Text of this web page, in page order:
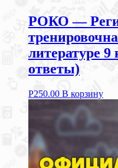
РОКО —
литературе 9
ответы)
Р250.00 В корзину